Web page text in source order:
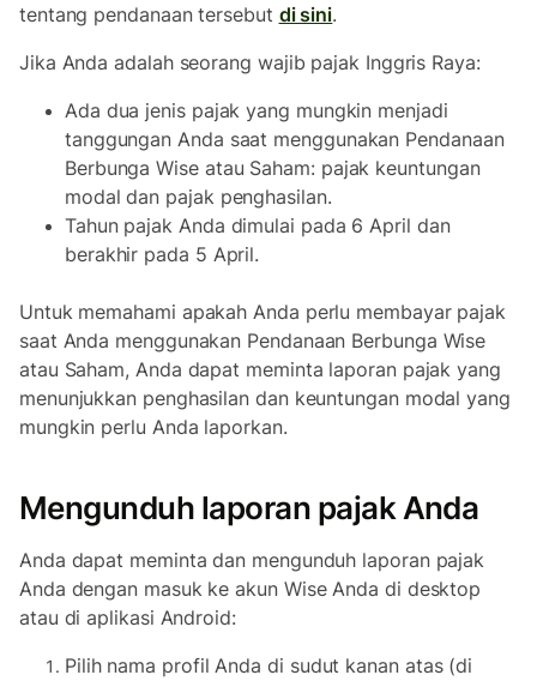
tentang pendanaan tersebut di sini.
Jika Anda adalah seorang wajib pajak Inggris Raya:
Ada dua jenis pajak yang mungkin menjadi
tanggungan Anda saat menggunakan Pendanaan
Berbunga Wise atau Saham: pajak keuntungan
modal dan pajak penghasilan.
Tahun pajak Anda dimulai pada 6 April dan
berakhir pada 5 April.
Untuk memahami apakah Anda perlu membayar pajak
saat Anda menggunakan Pendanaan Berbunga Wise
atau Saham, Anda dapat meminta laporan pajak yang
menunjukkan penghasilan dan keuntungan modal yang
mungkin perlu Anda laporkan.
Mengunduh laporan pajak Anda
Anda dapat meminta dan mengunduh laporan pajak
Anda dengan masuk ke akun Wise Anda di desktop
atau di aplikasi Android:
Pilih nama profil Anda di sudut kanan atas (di